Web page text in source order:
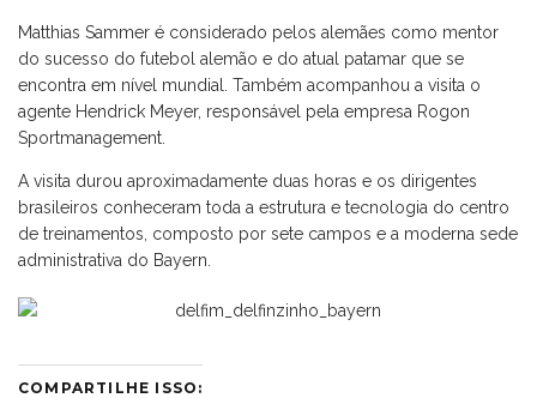
Matthias Sammer é considerado pelos alemães como mentor
do sucesso do futebol alemão e do atual patamar que se
encontra em nível mundial. Também acompanhou a visita o
agente Hendrick Meyer, responsável pela empresa Rogon
Sportmanagement.
A visita durou aproximadamente duas horas e os dirigentes
brasileiros conheceram toda a estrutura e tecnologia do centro
de treinamentos, composto por sete campos e a moderna sede
administrativa do Bayern.
COMPARTILHE ISSO: